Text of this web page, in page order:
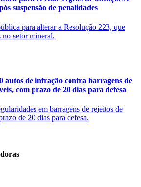
suspensão de penalidades
para alterar a Resolução 223, que
no setor mineral.
autos de infração contra barragens de
com prazo de 20 dias para defesa
em barragens de rejeitos de
de 20 dias para defesa.